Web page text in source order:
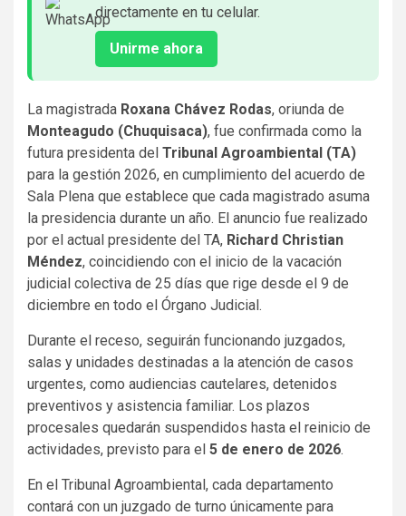
directamente en tu celular.
Unirme ahora
La magistrada Roxana Chávez Rodas, oriunda de
Monteagudo (Chuquisaca), fue confirmada como la
futura presidenta del Tribunal Agroambiental (TA)
para la gestión 2026, en cumplimiento del acuerdo de
Sala Plena que establece que cada magistrado asuma
la presidencia durante un año. El anuncio fue realizado
por el actual presidente del TA, Richard Christian
Méndez, coincidiendo con el inicio de la vacación
judicial colectiva de 25 días que rige desde el 9 de
diciembre en todo el Órgano Judicial.
Durante el receso, seguirán funcionando juzgados,
salas y unidades destinadas a la atención de casos
urgentes, como audiencias cautelares, detenidos
preventivos y asistencia familiar. Los plazos
procesales quedarán suspendidos hasta el reinicio de
actividades, previsto para el 5 de enero de 2026.
En el Tribunal Agroambiental, cada departamento
contará con un juzgado de turno únicamente para